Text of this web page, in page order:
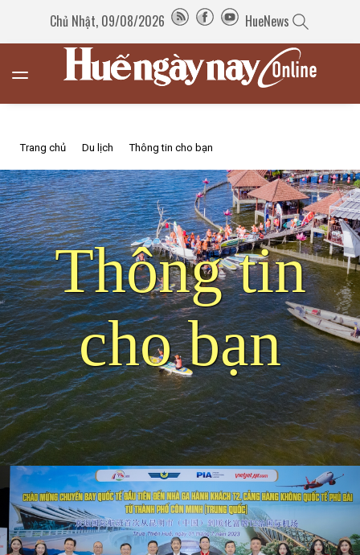
Chủ Nhật, 09/08/2026 HueNews
Trang chủ Du lịch Thông tin cho bạn
Thông tin
cho bạn